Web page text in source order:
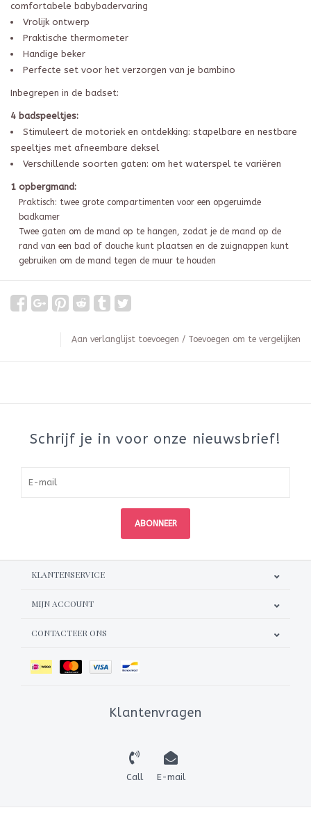
comfortabele babybadervaring
Vrolijk ontwerp
Praktische thermometer
Handige beker
Perfecte set voor het verzorgen van je bambino
Inbegrepen in de badset:
4 badspeeltjes:
Stimuleert de motoriek en ontdekking: stapelbare en nestbare
speeltjes met afneembare deksel
Verschillende soorten gaten: om het waterspel te variëren
1 opbergmand:
Praktisch: twee grote compartimenten voor een opgeruimde
badkamer
Twee gaten om de mand op te hangen, zodat je de mand op de
rand van een bad of douche kunt plaatsen en de zuignappen kunt
gebruiken om de mand tegen de muur te houden
Aan verlanglijst toevoegen / Toevoegen om te vergelijken
Schrijf je in voor onze nieuwsbrief!
ABONNEER
KLANTENSERVICE
MIJN ACCOUNT
CONTACTEER ONS
Klantenvragen
Call E-mail